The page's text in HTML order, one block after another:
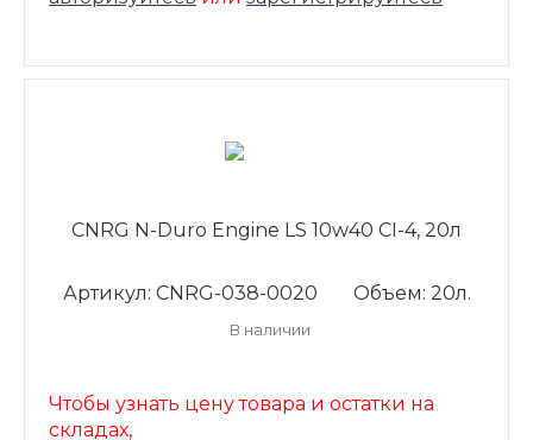
CNRG N-Duro Engine LS 10w40 CI-4, 20л
Артикул: CNRG-038-0020 Объем: 20л.
В наличии
Чтобы узнать цену товара и остатки на
складах,